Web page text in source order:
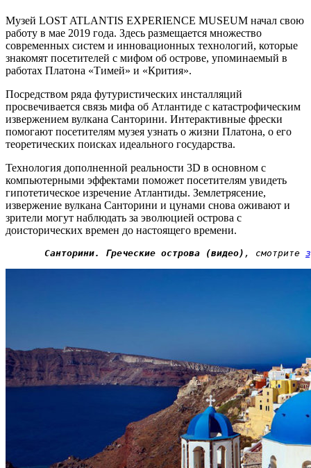
Музей LOST ATLANTIS EXPERIENCE MUSEUM начал свою
работу в мае 2019 года. Здесь размещается множество
современных систем и инновационных технологий, которые
знакомят посетителей с мифом об острове, упоминаемый в
работах Платона «Тимей» и «Крития».
Посредством ряда футуристических инсталляций
просвечивается связь мифа об Атлантиде с катастрофическим
извержением вулкана Санторини. Интерактивные фрески
помогают посетителям музея узнать о жизни Платона, о его
теоретических поисках идеального государства.
Технология дополненной реальности 3D в основном с
компьютерными эффектами поможет посетителям увидеть
гипотетическое изречение Атлантиды. Землетрясение,
извержение вулкана Санторини и цунами снова оживают и
зрители могут наблюдать за эволюцией острова с
доисторических времен до настоящего времени.
       Санторини. Греческие острова (видео)
, смотрите